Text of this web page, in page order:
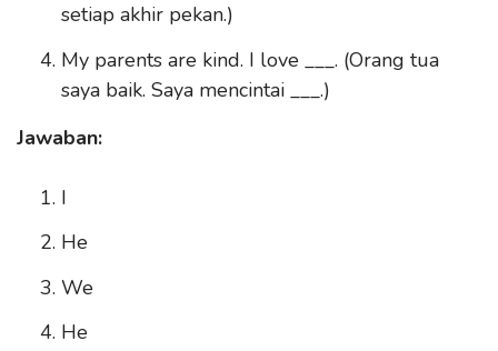
setiap akhir pekan.)
My parents are kind. I love ___. (Orang tua
saya baik. Saya mencintai ___.)
Jawaban:
I
He
We
He